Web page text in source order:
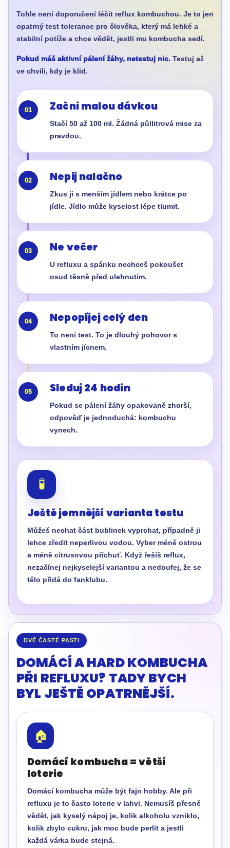
Tohle není doporučení léčit reflux kombuchou. Je to jen
opatrný test tolerance pro člověka, který má lehké a
stabilní potíže a chce vědět, jestli mu kombucha sedí.
Pokud máš aktivní pálení žáhy, netestuj nic. Testuj až
ve chvíli, kdy je klid.
01 Začni malou dávkou
Stačí 50 až 100 ml. Žádná půllitrová mise za
pravdou.
02 Nepij nalačno
Zkus ji s menším jídlem nebo krátce po
jídle. Jídlo může kyselost lépe tlumit.
03 Ne večer
U refluxu a spánku nechceš pokoušet
osud těsně před ulehnutím.
04 Nepopíjej celý den
To není test. To je dlouhý pohovor s
vlastním jícnem.
05 Sleduj 24 hodin
Pokud se pálení žáhy opakovaně zhorší,
odpověď je jednoduchá: kombuchu
vynech.
🧪
Ještě jemnější varianta testu
Můžeš nechat část bublinek vyprchat, případně ji
lehce zředit neperlivou vodou. Vyber méně ostrou
a méně citrusovou příchuť. Když řešíš reflux,
nezačínej nejkyselejší variantou a nedoufej, že se
tělo přidá do fanklubu.
DVĚ ČASTÉ PASTI
DOMÁCÍ A HARD KOMBUCHA
PŘI REFLUXU? TADY BYCH
BYL JEŠTĚ OPATRNĚJŠÍ.
🏠
Domácí kombucha = větší
loterie
Domácí kombucha může být fajn hobby. Ale při
refluxu je to často loterie v lahvi. Nemusíš přesně
vědět, jak kyselý nápoj je, kolik alkoholu vzniklo,
kolik zbylo cukru, jak moc bude perlit a jestli
každá várka bude stejná.